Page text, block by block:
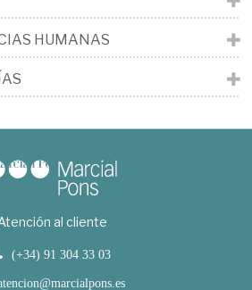
HUMANAS
al cliente
(+34) 91 304 33 03